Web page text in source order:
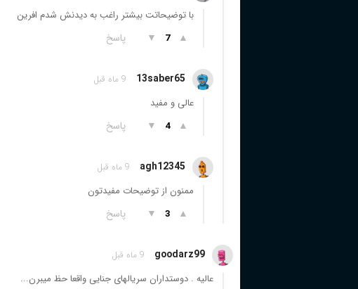
با توضیحاتت بیشتر راغب به دیدنش شدم افرین
▲
7
▼ پاسخ
13saber65 9 ماه قبل
عالی و مفید
▲
4
▼ پاسخ
agh12345 9 ماه قبل
ممنون از توضیحات مفیدتون
▲
3
▼ پاسخ
goodarz99 9 ماه قبل
عالیه . دوستداران سریالهای جنایی واقعا حظ میبرن...